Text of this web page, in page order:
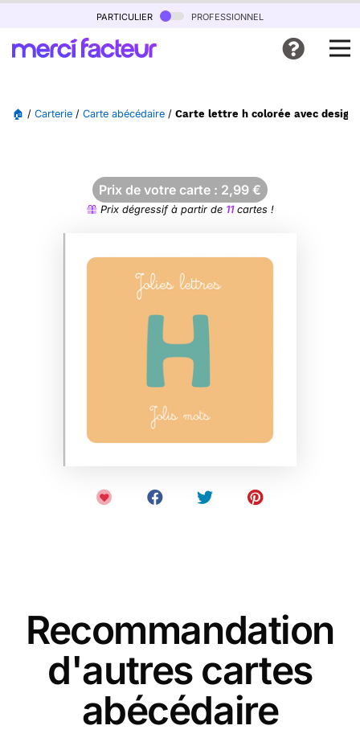
particulier professionnel
🏠 / Carterie / Carte abécédaire / Carte lettre h colorée avec
Prix de votre carte : 2,99 €
Prix dégressif à partir de 11cartes !
Recommandation
d'autres cartes
abécédaire